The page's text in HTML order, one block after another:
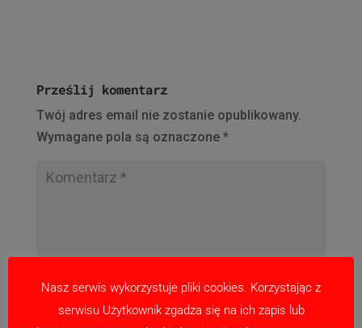
Prześlij komentarz
Twój adres email nie zostanie opublikowany.
Wymagane pola są oznaczone *
Nasz serwis wykorzystuje pliki cookies. Korzystając z
serwisu Użytkownik zgadza się na ich zapis lub